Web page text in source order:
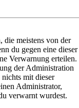
die meistens von der
du gegen eine dieser
Verwarnung erteilen.
der Administration
mit dieser
Administrator,
verwarnt wurdest.